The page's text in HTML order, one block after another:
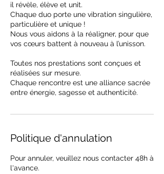
il révèle, élève et unit.
Chaque duo porte une vibration singulière,
particulière et unique !
Nous vous aidons à la réaligner, pour que
vos cœurs battent à nouveau à l’unisson.
Toutes nos prestations sont conçues et
réalisées sur mesure.
Chaque rencontre est une alliance sacrée
entre énergie, sagesse et authenticité.
Politique d'annulation
Pour annuler, veuillez nous contacter 48h à
l'avance.